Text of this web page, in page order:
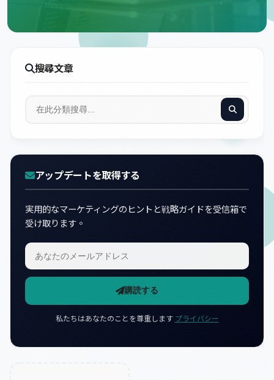
搜尋文章
アップデートを取得する
実用的なマーケティングのヒントと戦略ガイドを受信箱で
受け取ります。
購読する
私たちはあなたのことを尊重します プライバシー